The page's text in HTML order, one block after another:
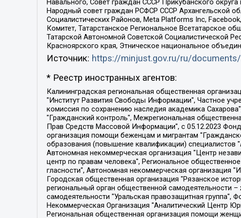
Навального, Совет граждан СССР Прикубанского
Народный совет граждан РСФСР СССР Архангельской
Социалистических Районов, Meta Platforms Inc,
Комитет, Татарстанское Региональное Всетатарское
Татарской Автономной Советской Социалистической
Красноярского края, Этническое национальное
Источник: https://minjust.gov.ru/ru/
* Реестр иностранных агентов:
Калининградская региональная общественная организация "Экозащита!-Женсовет", Фонд содействия защите прав и свобод граждан "Общественный вердикт", Фонд "Институт Развития Свободы Информации", Частное учреждение "Информационное агентство МЕМО. РУ", Региональная общественная организация "Общественная комиссия по сохранению наследия академика Сахарова", Фонд поддержки свободы прессы, Санкт-Петербургская общественная правозащитная организация "Гражданский контроль", Межрегиональная общественная организация "Информационно-просветительский центр "Мемориал", Региональный Фонд "Центр Защиты Прав Средств Массовой Информации", с 05.12.2023 Фонд "Центр Защиты Прав Средств массовой информации", Региональная общественная благотворительная организация помощи беженцам и мигрантам "Гражданское содействие", Негосударственное образовательное учреждение дополнительного профессионального образования (повышение квалификации) специалистов "АКАДЕМИЯ ПО ПРАВАМ ЧЕЛОВЕКА", Свердловская региональная общественная организация "Сутяжник", Автономная некоммерческая организация "Центр независимых социологических исследований", Союз общественных объединений "Российский исследовательский центр по правам человека", Региональное общественное учреждение научно-информационный центр "МЕМОРИАЛ", Некоммерческая организация "Фонд защиты гласности", Автономная некоммерческая организация "Институт прав человека", Городская общественная организация "Екатеринбургское общество "МЕМОРИАЛ", Городская общественная организация "Рязанское историко-просветительское и правозащитное общество "Мемориал" (Рязанский Мемориал), Челябинский региональный орган общественной самодеятельности – женское общественное объединение "Женщины Евразии", Челябинский региональный орган общественной самодеятельности "Уральская правозащитная группа", Фонд содействия защите здоровья и социальной справедливости имени Андрея Рылькова, Автономная Некоммерческая Организация "Аналитический Центр Юрия Левады", Автономная некоммерческая организация социальной поддержки населения "Проект Апрель", Региональная общественная организация помощи женщинам и детям, находящимся в кризисной ситуации "Информационно-методический центр "Анна", Фонд содействия развитию массовых коммуникаций и правовому просвещению "Так-так-Так", Фонд содействия устойчивому развитию "Серебряная тайга", Свердловский региональный общественный фонд социальных проектов "Новое время", "Idel.Реалии", Кавказ.Реалии, Крым.Реалии, Телеканал Настоящее Время, Татаро-башкирская служба Радио Свобода (Azatliq Radiosi), Радио Свободная Европа/Радио Свобода (PCE/PC), "Сибирь.Реалии", "Фактограф", Благотворительный фонд помощи осужденным и их семьям, Автономная некоммерческая организация "Институт глобализации и социальных движений", Фонд "В защиту прав заключенных", Частное учреждение "Центр поддержки и содействия развитию средств массовой информации", Пензенский региональный общественный благотворительный фонд "Гражданский союз", "Север.Реалии", Некоммерческая организация Фонд "Правовая инициатива", Общество с ограниченной ответственностью "Радио Свободная Европа/Радио Свобода", Чешское информационное агентство "MEDIUM-ORIENT", Красноярская региональная общественная организация "Мы против СПИДа", Камалягин Денис Николаевич, Маркелов Сергей Евгеньевич, Пономарев Лев